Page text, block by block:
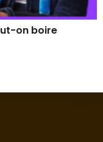
on boire